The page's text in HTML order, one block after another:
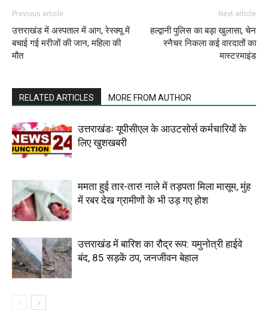
Previous article
उत्तराखंड में अस्पताल में आग, रेस्क्यू में
बचाई गई मरीजों की जान, महिला की
मौत
Next article
हल्द्वानी पुलिस का बड़ा खुलासा, चेन
स्नैचर निकला कई वारदातों का
मास्टरमाइंड
RELATED ARTICLES MORE FROM AUTHOR
उत्तराखंडः यूपीसीएल के आउटसोर्स कर्मचारियों के
लिए खुशखबरी
ममता हुई तार-तार! नाले में तड़पता मिला मासूम, मुंह
में रबर देख ग्रामीणों के भी उड़ गए होश
उत्तराखंड में बारिश का रौद्र रूप: यमुनोत्री हाईवे
बंद, 85 सड़कें ठप, जनजीवन बेहाल